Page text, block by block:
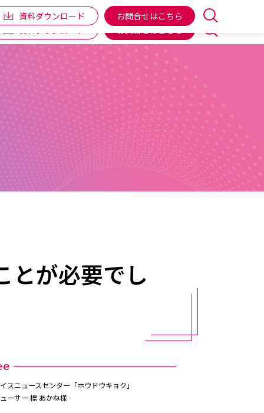
企業情報 IR情報 個人向け商品 ENGLISH
資料ダウンロード お問合せはこちら
資料ダウンロード お問合せはこちら
とが必要でし
スニュースセンター「ホウドウキョク」
ーサー 標 あかね様